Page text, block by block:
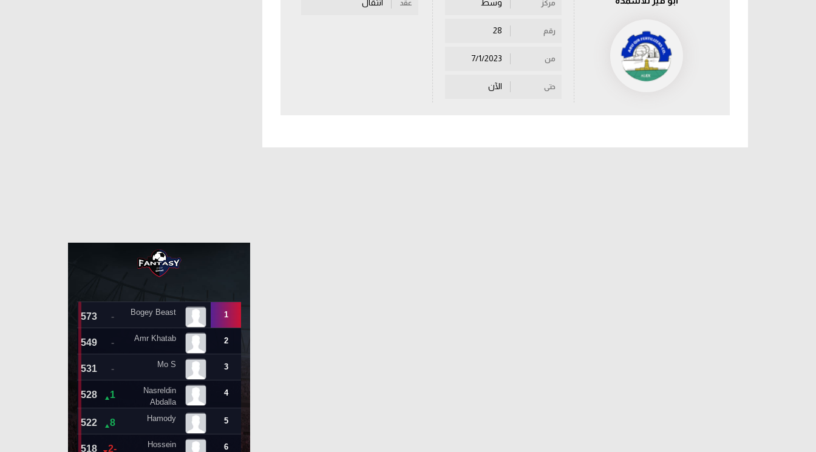
مركز وسط
رقم
من
حتى الآن
عقد انتقال